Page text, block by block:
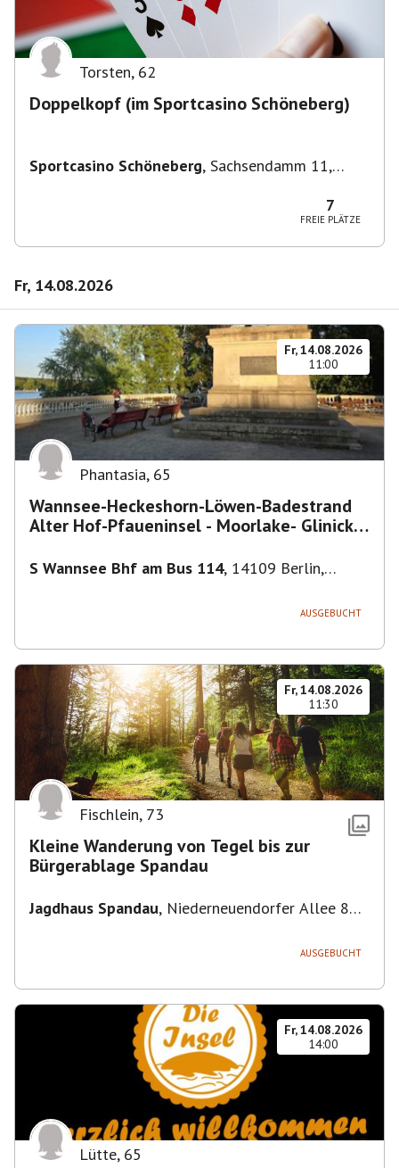
Torsten, 62
Doppelkopf (im Sportcasino Schöneberg)
Sportcasino Schöneberg, Sachsendamm 11,
7
FREIE PLÄTZE
Fr, 14.08.2026
Fr, 14.08.2026
11:00
Phantasia, 65
Wannsee-Heckeshorn-Löwen-Badestrand
Alter Hof-Pfaueninsel - Moorlake- Glinicker
S Wannsee Bhf am Bus 114, 14109 Berlin,
AUSGEBUCHT
Fr, 14.08.2026
11:30
Fischlein, 73
Kleine Wanderung von Tegel bis zur
Bürgerablage Spandau
Jagdhaus Spandau, Niederneuendorfer Allee 80,
AUSGEBUCHT
Fr, 14.08.2026
14:00
Lütte, 65